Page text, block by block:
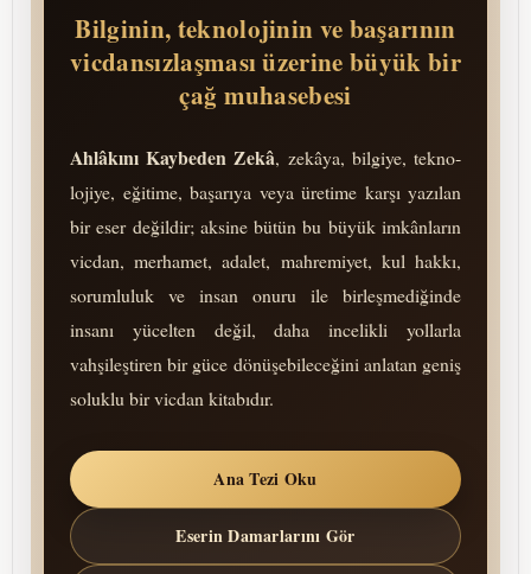
Bilginin, tek­no­lo­jinin ve başarının
vicdansızlaşması üzerine büyük bir
çağ muhasebesi
Ahlâkını Kaybeden Zekâ, zekâya, bilgiye, tek­no­
lo­jiye, eğitime, başarıya veya üretime karşı yazılan
bir eser değildir; aksine bütün bu büyük imkânların
vicdan, merhamet, adalet, mah­re­mi­yet, kul hakkı,
so­rum­lu­luk ve insan onuru ile birleşmediğinde
insanı yücelten değil, daha incelikli yollarla
vahşileştiren bir güce dönüşebileceğini anlatan geniş
soluklu bir vicdan kitabıdır.
Ana Tezi Oku
Eserin Damarlarını Gör